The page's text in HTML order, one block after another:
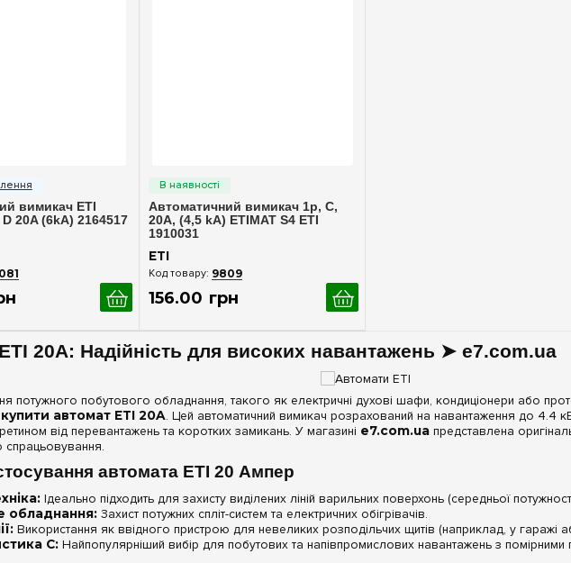
вимикач ETI
D 20A (6kA) 2164517
Автоматичний вимикач 1p, C,
20A, (4,5 kA) ETIMAT S4 ETI
1910031
ETI
9809
156.00 грн
20A: Надійність для високих навантажень ➤ e7.com.ua
потужного побутового обладнання, такого як електричні духові шафи, кондиціонери або
купити автомат ETI 20A. Цей автоматичний вимикач розрахований на навантаження до 4.4
від перевантажень та коротких замикань. У магазині e7.com.ua представлена
спрацьовування.
автомата ETI 20 Ампер
Ідеально підходить для захисту виділених ліній варильних поверхонь (середньої
обладнання:Захист потужних спліт-систем та електричних обігрівачів.
Використання як ввідного пристрою для невеликих розподільчих щитів (наприклад, у гаражі
C:Найпопулярніший вибір для побутових та напівпромислових навантажень з помірними